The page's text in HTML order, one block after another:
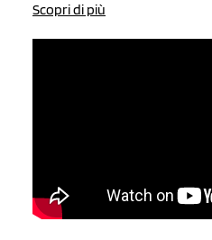
Scopri di più